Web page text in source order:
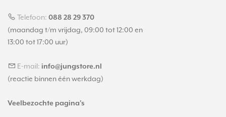
Telefoon: 088 28 29 370
(maandag t/m vrijdag, 09:00 tot 12:00 en
13:00 tot 17:00 uur)
E-mail: info@jungstore.nl
(reactie binnen één werkdag)
Veelbezochte pagina's